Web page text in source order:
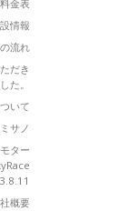
料金表
情報
流れ
だき
た。
いて
サノ
ター
概要